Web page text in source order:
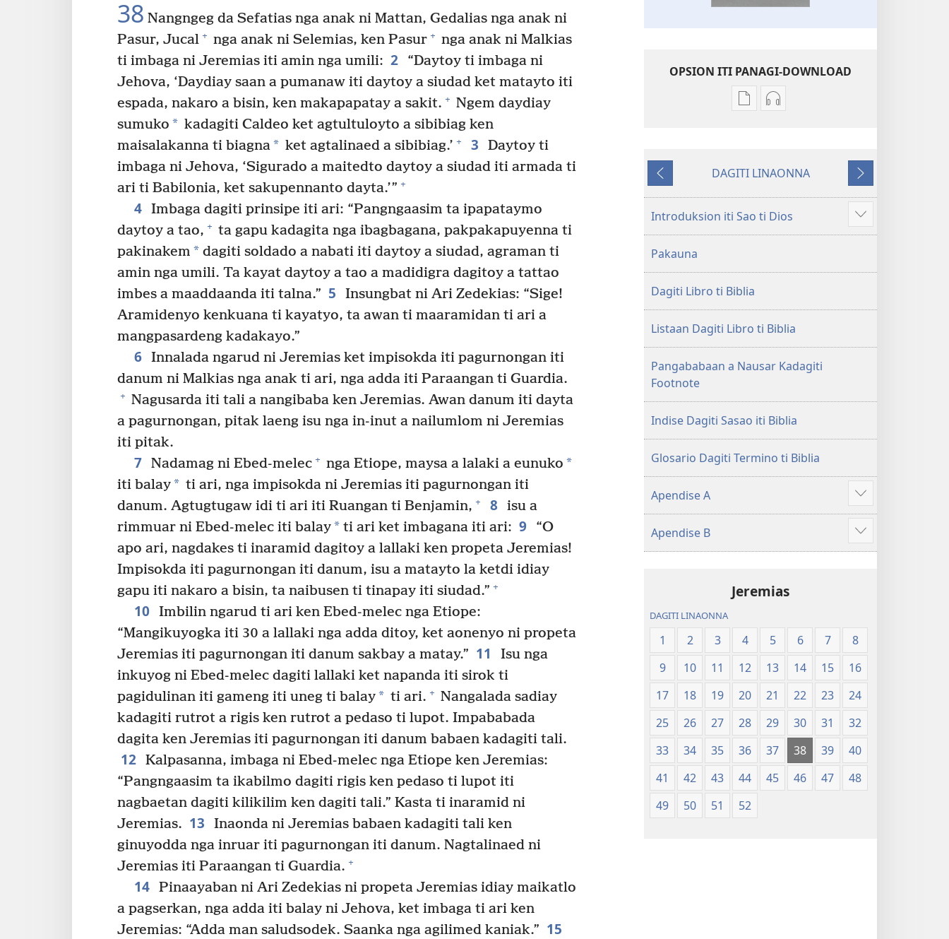
38 Nangngeg da Sefatias nga anak ni Mattan, Gedalias nga anak ni
Pasur, Jucal + nga anak ni Selemias, ken Pasur + nga anak ni Malkias
ti imbaga ni Jeremias iti amin nga umili: 2
“Daytoy ti imbaga ni
Jehova, ‘Daydiay saan a pumanaw iti daytoy a siudad ket matayto iti
espada, nakaro a bisin, ken makapapatay a sakit. + Ngem daydiay
sumuko * kadagiti Caldeo ket agtultuloyto a sibibiag ken
maisalakanna ti biagna* ket agtalinaed a sibibiag.’ + 3
Daytoy ti
imbaga ni Jehova, ‘Sigurado a maitedto daytoy a siudad iti armada ti
ari ti Babilonia, ket sakupennanto dayta.’” +
4 Imbaga dagiti prinsipe iti ari: “Pangngaasim ta ipapataymo
daytoy a tao, + ta gapu kadagita nga ibagbagana, pakpakapuyenna ti
pakinakem * dagiti soldado a nabati iti daytoy a siudad, agraman ti
amin nga umili. Ta kayat daytoy a tao a madidigra dagitoy a tattao
imbes a maaddaanda iti talna.” 5
Insungbat ni Ari Zedekias: “Sige!
Aramidenyo kenkuana ti kayatyo, ta awan ti maaramidan ti ari a
mangpasardeng kadakayo.”
6 Innalada ngarud ni Jeremias ket impisokda iti pagurnongan iti
danum ni Malkias nga anak ti ari, nga adda iti Paraangan ti Guardia.
+ Nagusarda iti tali a nangibaba ken Jeremias. Awan danum iti dayta
a pagurnongan, pitak laeng isu nga in-inut a nailumlom ni Jeremias
iti pitak.
7 Nadamag ni Ebed-melec + nga Etiope, maysa a lalaki a eunuko *
iti balay* ti ari, nga impisokda ni Jeremias iti pagurnongan iti
danum. Agtugtugaw idi ti ari iti Ruangan ti Benjamin, + 8 isu a
rimmuar ni Ebed-melec iti balay* ti ari ket imbagana iti ari: 9
“O
apo ari, nagdakes ti inaramid dagitoy a lallaki ken propeta Jeremias!
Impisokda iti pagurnongan iti danum, isu a matayto la ketdi idiay
gapu iti nakaro a bisin, ta naibusen ti tinapay iti siudad.” +
10 Imbilin ngarud ti ari ken Ebed-melec nga Etiope:
“Mangikuyogka iti 30 a lallaki nga adda ditoy, ket aonenyo ni propeta
Jeremias iti pagurnongan iti danum sakbay a matay.” 11
Isu nga
inkuyog ni Ebed-melec dagiti lallaki ket napanda iti sirok ti
pagidulinan iti gameng iti uneg ti balay* ti ari. + Nangalada sadiay
kadagiti rutrot a rigis ken rutrot a pedaso ti lupot. Impababada
dagita ken Jeremias iti pagurnongan iti danum babaen kadagiti tali.
12 Kalpasanna, imbaga ni Ebed-melec nga Etiope ken Jeremias:
“Pangngaasim ta ikabilmo dagiti rigis ken pedaso ti lupot iti
nagbaetan dagiti kilikilim ken dagiti tali.” Kasta ti inaramid ni
Jeremias. 13
Inaonda ni Jeremias babaen kadagiti tali ken
ginuyodda nga inruar iti pagurnongan iti danum. Nagtalinaed ni
Jeremias iti Paraangan ti Guardia. +
14 Pinaayaban ni Ari Zedekias ni propeta Jeremias idiay maikatlo
a pagserkan, nga adda iti balay ni Jehova, ket imbaga ti ari ken
Jeremias: “Adda man saludsodek. Saanka nga agilimed kaniak.” 15
OPSION ITI PANAGI-DOWNLOAD
Dagiti
download
publikasion
Baro
a
Patarus
ti
Nasantuan
a
Kasuratan
Dagiti
download
audio
recording
Lubong
Patarus
ti
Nasantuan
a
Kasuratan
Napalabas
DAGITI LINAONNA
Sumaruno
Introduksion iti Sao ti Dios
Ipakita
ti
adu
Pakauna
Dagiti Libro ti Biblia
Listaan Dagiti Libro ti Biblia
Pangababaan a Nausar Kadagiti
Footnote
Indise Dagiti Sasao iti Biblia
Glosario Dagiti Termino ti Biblia
Apendise A
Ipakita
ti
ad-
adu
Apendise B
Ipakita
ti
Jeremias
DAGITI LINAONNA
1 2 3 4 5 6 7
8
9
10 11 12 13 14 15
16
17
18 19 20 21 22 23
24
25
26 27 28 29 30 31
32
33
34 35 36 37 38 39
40
41
42 43 44 45 46 47
48
49
50 51 52